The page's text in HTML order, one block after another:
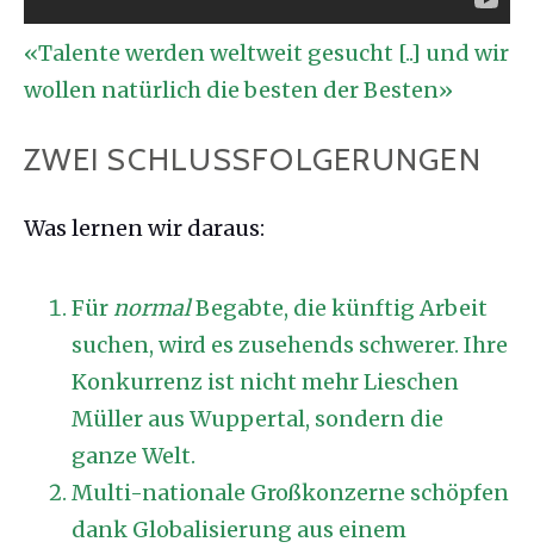
«Talente werden weltweit gesucht [..] und wir
wollen natürlich die besten der Besten»
ZWEI SCHLUSSFOLGERUNGEN
Was lernen wir daraus:
FürnormalBegabte, die künftig Arbeit
suchen, wird es zusehends schwerer. Ihre
Konkurrenz ist nicht mehr Lieschen
Müller aus Wuppertal, sondern die
ganze Welt.
Multi-nationale Großkonzerne schöpfen
dank Globalisierung aus einem